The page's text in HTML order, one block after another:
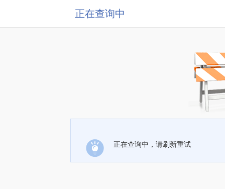
正在查询中
正在查询中，请刷新重试